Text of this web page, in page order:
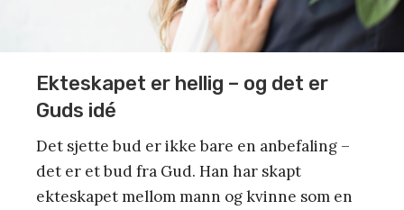
Ekteskapet er hellig – og det er
Guds idé
Det sjette bud er ikke bare en anbefaling –
det er et bud fra Gud. Han har skapt
ekteskapet mellom mann og kvinne som en